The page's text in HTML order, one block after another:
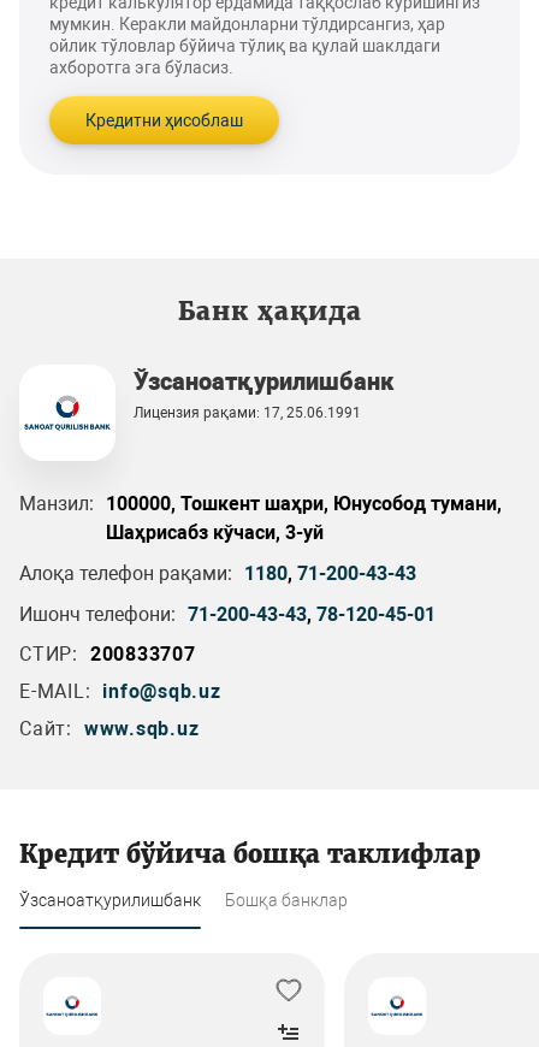
мумкин. Керакли майдонларни тўлдирсангиз, ҳар
ойлик тўловлар бўйича тўлиқ ва қулай шаклдаги
ахборотга эга бўласиз.
Кредитни ҳисоблаш
Банк ҳақида
Ўзсаноатқурилишбанк
Лицензия рақами: 17, 25.06.1991
Манзил:
100000, Тошкент шаҳри, Юнусобод тумани,
Шаҳрисабз кўчаси, 3-уй
Алоқа телефон рақами:
1180, 71-200-43-43
Ишонч телефони: 71-200-43-43, 78-120-45-01
СТИР:
200833707
E-MAIL:
info@sqb.uz
Сайт:
www.sqb.uz
Кредит бўйича бошқа таклифлар
Ўзсаноатқурилишбанк Бошқа банклар